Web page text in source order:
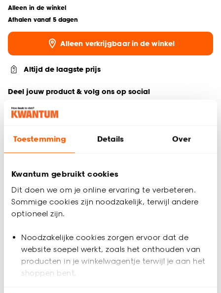
Toestemming Details Over
Kwantum gebruikt cookies
Dit doen we om je online ervaring te verbeteren.
Sommige cookies zijn noodzakelijk, terwijl andere
optioneel zijn.
Noodzakelijke cookies zorgen ervoor dat de
website soepel werkt, zoals het onthouden van
producten in je winkelwagentje terwijl je aan het
shoppen bent.
Alleen in de winkel
Afhalen vanaf 5 dagen
Alleen verkrijgbaar in de winkel
Altijd de laagste prijs
Deel jouw product & volg ons op social
Productomschrijving
Productspecificaties
Artikelnummer 0381047
EAN nummer 8710735003772
Productafmetingen (cm) 500x400 (bxd)